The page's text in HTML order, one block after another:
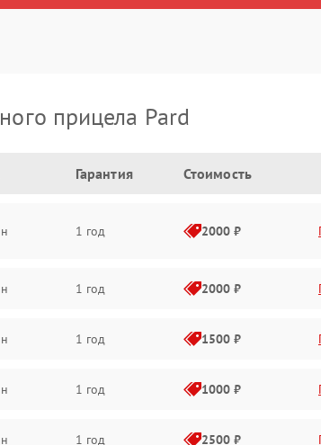
прицела Pard
Гарантия Стоимость
1 год 2000 ₽
1 год 2000 ₽
1 год 1500 ₽
1 год 1000 ₽
1 год 2500 ₽